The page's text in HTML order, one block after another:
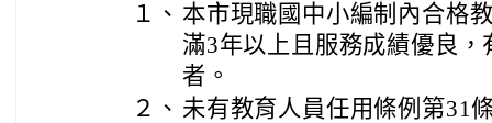
１、 本市現職國中小編制內合格
滿3年以上且服務成績優良
者。
２、 未有教育人員任用條例第31